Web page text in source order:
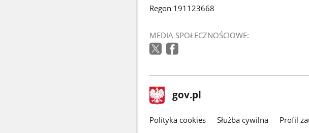
Regon 191123668
MEDIA SPOŁECZNOŚCIOWE:
stopka
gov.pl Strona
gov.pl
gov.pl
Polityka cookies Służba cywilna Profil